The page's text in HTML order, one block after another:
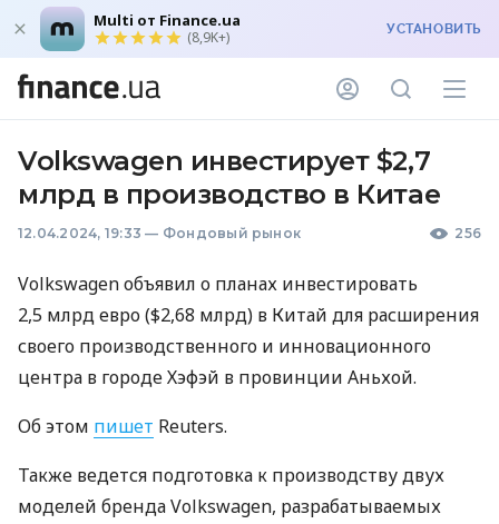
Multi от Finance.ua
(8,9K+) УСТАНОВИТЬ
Volkswagen инвестирует $2,7
млрд в производство в Китае
12.04.2024, 19:33 — Фондовый рынок 256
Volkswagen объявил о планах инвестировать
2,5 млрд евро ($2,68 млрд) в Китай для расширения
своего производственного и инновационного
центра в городе Хэфэй в провинции Аньхой.
Об этом пишет Reuters.
Также ведется подготовка к производству двух
моделей бренда Volkswagen, разрабатываемых